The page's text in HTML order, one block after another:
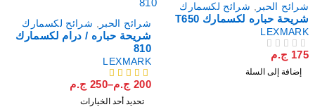
شرائح الحبر, شرائح لكسمارك
شريحة حباره لكسمارك T650
LEXMARK
175 ج.م
إضافة إلى السلة
شرائح الحبر, شرائح لكسمارك
شريحة حباره / درام لكسمارك
810
LEXMARK
200 ج.م–
250 ج.م
تحديد أحد الخيارات